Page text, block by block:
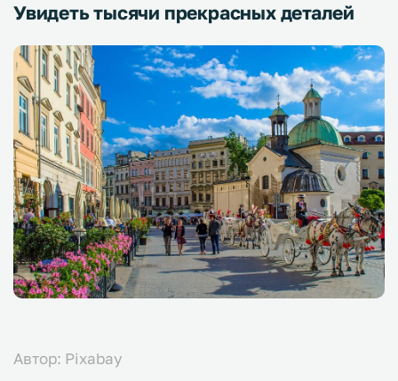
Увидеть тысячи прекрасных деталей
Автор: Pixabay